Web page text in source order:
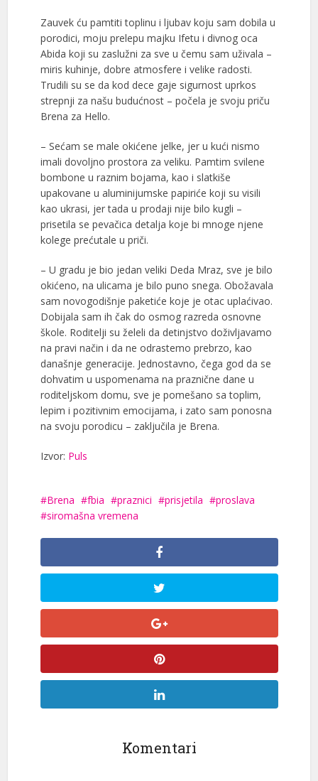
Zauvek ću pamtiti toplinu i ljubav koju sam dobila u
porodici, moju prelepu majku Ifetu i divnog oca
Abida koji su zaslužni za sve u čemu sam uživala –
miris kuhinje, dobre atmosfere i velike radosti.
Trudili su se da kod dece gaje sigurnost uprkos
strepnji za našu budućnost – počela je svoju priču
Brena za Hello.
– Sećam se male okićene jelke, jer u kući nismo
imali dovoljno prostora za veliku. Pamtim svilene
bombone u raznim bojama, kao i slatkiše
upakovane u aluminijumske papiriće koji su visili
kao ukrasi, jer tada u prodaji nije bilo kugli –
prisetila se pevačica detalja koje bi mnoge njene
kolege prećutale u priči.
– U gradu je bio jedan veliki Deda Mraz, sve je bilo
okićeno, na ulicama je bilo puno snega. Obožavala
sam novogodišnje paketiće koje je otac uplaćivao.
Dobijala sam ih čak do osmog razreda osnovne
škole. Roditelji su želeli da detinjstvo doživljavamo
na pravi način i da ne odrastemo prebrzo, kao
današnje generacije. Jednostavno, čega god da se
dohvatim u uspomenama na praznične dane u
roditeljskom domu, sve je pomešano sa toplim,
lepim i pozitivnim emocijama, i zato sam ponosna
na svoju porodicu – zaključila je Brena.
Izvor: Puls
Brena fbia praznici prisjetila
proslava
siromašna vremena
Komentari